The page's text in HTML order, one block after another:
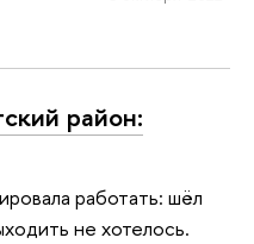
район:
работать: шёл
не хотелось.